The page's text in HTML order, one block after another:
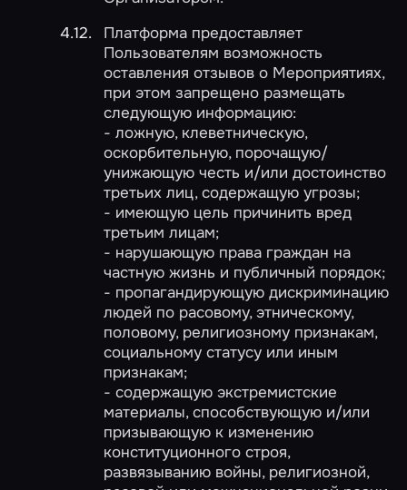
Платформа предоставляет
Пользователям возможность
оставления отзывов о Мероприятиях,
при этом запрещено размещать
следующую информацию:
- ложную, клеветническую,
оскорбительную, порочащую/
унижающую честь и/или достоинство
третьих лиц, содержащую угрозы;
- имеющую цель причинить вред
третьим лицам;
- нарушающую права граждан на
частную жизнь и публичный порядок;
- пропагандирующую дискриминацию
людей по расовому, этническому,
половому, религиозному признакам,
социальному статусу или иным
признакам;
- содержащую экстремистские
материалы, способствующую и/или
призывающую к изменению
конституционного строя,
развязыванию войны, религиозной,